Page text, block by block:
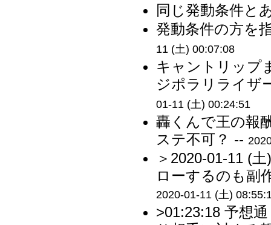
同じ発動条件と
発動条件の方を
11 (土) 00:07:08
キャントリップ
ジポラリライザ
01-11 (土) 00:24:51
轟くんで王の報
ステ不可？ --
＞2020-01-11 (
ローするのも副
2020-01-11 (土)
>01:23:18 予想